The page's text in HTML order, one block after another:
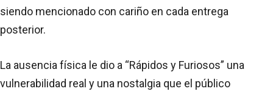
siendo mencionado con cariño en cada entrega
posterior.
La ausencia física le dio a “Rápidos y Furiosos” una
vulnerabilidad real y una nostalgia que el público